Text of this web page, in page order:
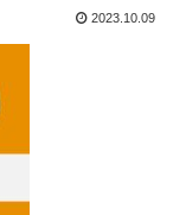
2023.10.09